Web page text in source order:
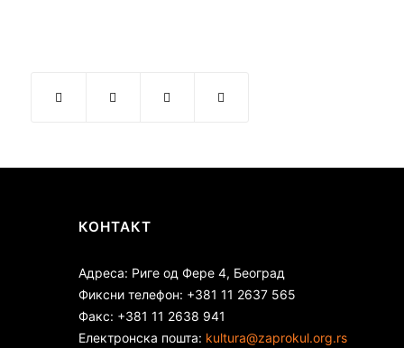
КОНТАКТ
Адреса: Риге од Фере 4, Београд
Фиксни телефон: +381 11 2637 565
Факс: +381 11 2638 941
Електронска пошта: kultura@zaprokul.org.rs